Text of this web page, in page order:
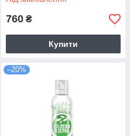
760 ₴
Купити
–20%